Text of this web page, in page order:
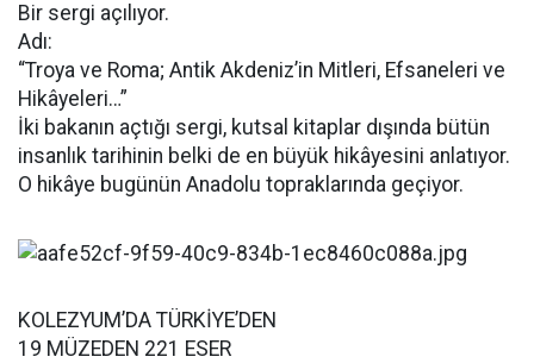
Bir sergi açılıyor.
Adı:
“Troya ve Roma; Antik Akdeniz’in Mitleri, Efsaneleri ve
Hikâyeleri…”
İki bakanın açtığı sergi, kutsal kitaplar dışında bütün
insanlık tarihinin belki de en büyük hikâyesini anlatıyor.
O hikâye bugünün Anadolu topraklarında geçiyor.
KOLEZYUM’DA TÜRKİYE’DEN
19 MÜZEDEN 221 ESER